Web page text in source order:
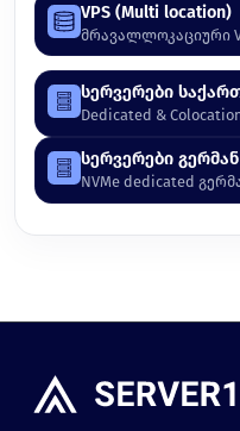
VPS (Multi location)
მრავალლოკაციური
სერვერები
Dedicated &
სერვერები
NVMe dedicated